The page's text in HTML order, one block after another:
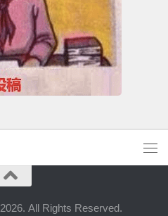
All Rights Reserved.